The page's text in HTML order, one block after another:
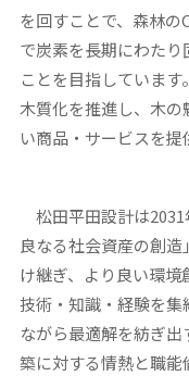
を回すことで、森林の
で炭素を長期にわた
ことを目指していま
木質化を推進し、木
い商品・サービスを提
松田平田設計は2031
良なる社会資産の創
け継ぎ、より良い環
技術・知識・経験を
ながら最適解を紡ぎ
築に対する情熱と職